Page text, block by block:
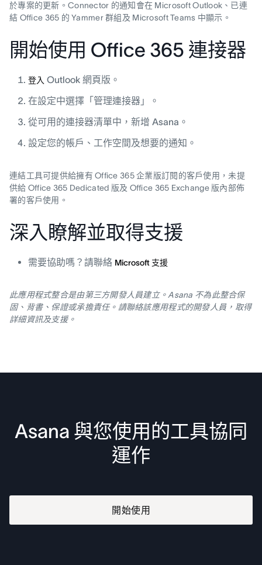
於專案的更新。Connector 的通知會在 Microsoft Outlook、已連
結 Office 365 的 Yammer 群組及 Microsoft Teams 中顯示。
開始使用 Office 365 連接器
登入 Outlook 網頁版。
在設定中選擇「管理連接器」。
從可用的連接器清單中，新增 Asana。
設定您的帳戶、工作空間及想要的通知。
連結工具可提供給擁有 Office 365 企業版訂閱的客戶使用，未提
供給 Office 365 Dedicated 版及 Office 365 Exchange 版內部佈
署的客戶使用。
深入瞭解並取得支援
需要協助嗎？請聯絡 Microsoft 支援
此應用程式整合是由第三方開發人員建立。Asana 不為此整合保
固、背書、保證或承擔責任。請聯絡該應用程式的開發人員，取得
詳細資訊及支援。
Asana 與您使用的工具協同
運作
開始使用